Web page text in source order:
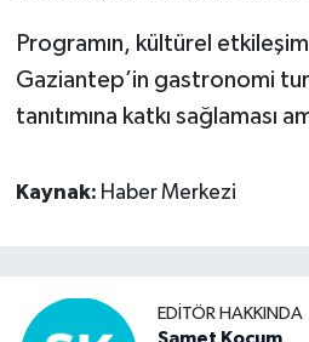
Programın, kültürel etkileşimi
Gaziantep’in gastronomi
tanıtımına katkı sağlaması
Kaynak: Haber Merkezi
EDITÖR HAKKINDA
Samet Koçum